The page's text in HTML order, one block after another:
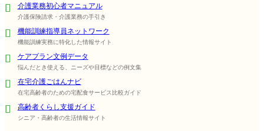
介護業務初心者マニュアル
介護保険請求・介護業務の手引き
機能訓練指導員ネットワーク
機能訓練実務に特化した情報サイト
ケアプラン文例データ
悩んだとき使える、ニーズや目標などの例文集
在宅介護ごはんナビ
在宅高齢者のための宅配食サービス比較ガイド
高齢者くらし支援ガイド
シニア・高齢者の生活情報サイト